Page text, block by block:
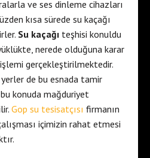
ve ses dinleme cihazları
kısa sürede su kaçağı
Su kaçağı teşhisi konuldu
nerede olduğuna karar
gerçekleştirilmektedir.
de bu esnada tamir
konuda mağduriyet
Gop su tesisatçısı firmanın
içimizin rahat etmesi